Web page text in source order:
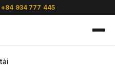
+84 934 777 445